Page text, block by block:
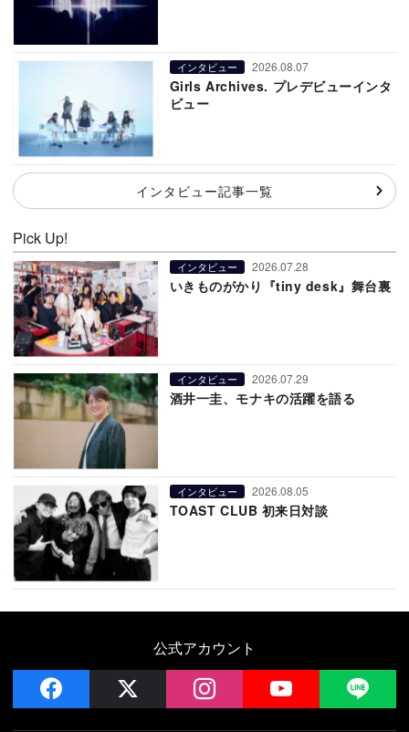
インタビュー 2026.08.07
Girls Archives. プレデビューインタ
ビュー
インタビュー記事一覧
Pick Up!
インタビュー 2026.07.28
いきものがかり『tiny desk』舞台裏
インタビュー 2026.07.29
酒井一圭、モナキの活躍を語る
インタビュー 2026.08.05
TOAST CLUB 初来日対談
公式アカウント
facebook instagram YouTube